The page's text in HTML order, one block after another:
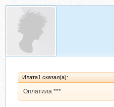
Илата1 сказал(а):
Оплатила ***